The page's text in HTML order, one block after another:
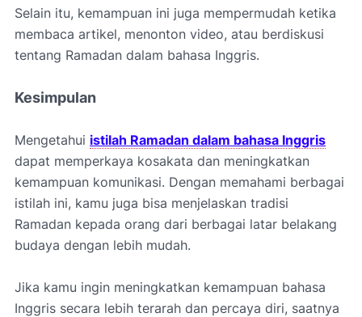
Selain itu, kemampuan ini juga mempermudah ketika
membaca artikel, menonton video, atau berdiskusi
tentang Ramadan dalam bahasa Inggris.
Kesimpulan
Mengetahui istilah Ramadan dalam bahasa Inggris
dapat memperkaya kosakata dan meningkatkan
kemampuan komunikasi. Dengan memahami berbagai
istilah ini, kamu juga bisa menjelaskan tradisi
Ramadan kepada orang dari berbagai latar belakang
budaya dengan lebih mudah.
Jika kamu ingin meningkatkan kemampuan bahasa
Inggris secara lebih terarah dan percaya diri, saatnya